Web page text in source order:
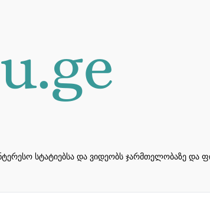
სტატიებსა და ვიდეობს ჯარმთელობაზე და